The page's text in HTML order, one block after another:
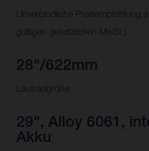
Unverbindliche Preisempfehlung
gültigen gesetzlichen MwSt.)
28"/622mm
Laufradgröße
29", Alloy 6061,
Akku